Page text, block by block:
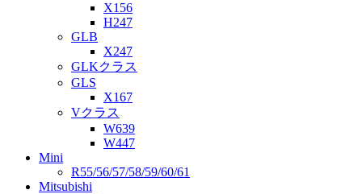
X156
H247
GLB
X247
GLKクラス
GLS
X167
Vクラス
W639
W447
Mini
R55/56/57/58/59/60/61
Mitsubishi